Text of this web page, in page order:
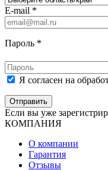
E-mail *
Пароль *
Я согласен на
Отправить
Если вы уже
КОМПАНИЯ
О компании
Гарантия
Отзывы